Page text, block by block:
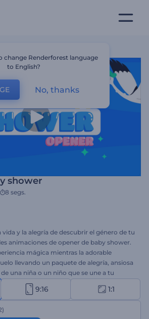
shower
8 segs.
vida y la alegría de descubrir el género de tu
animaciones de opener de baby shower.
mágica mientras la adorable
llevando un paquete de alegría, ansiosa
una niña o un niño que se une a tu
las escenas con detalles personales,
de parto o los nombres de los padres, para
baby shower verdaderamente única en
para futuros padres, organizadores
9:16 1:1
change Renderforest language
to English?
No, thanks